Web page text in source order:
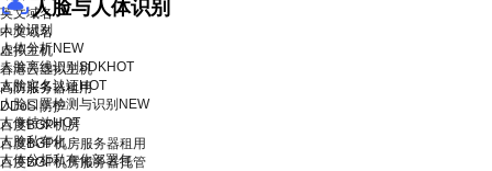
人脸与人体识别
人脸识别
人体分析NEW
人脸离线识别SDKHOT
人脸实名认证HOT
人脸口罩检测与识别 NEW
人像特效HOT
人脸私有化
人体分析私有化部署包
英文域名
中文域名
虚拟主机
香港云虚拟主机
高防服务器租用
DDoS 防护
百度BGP机房
百度BGP机房服务器租用
百度BGP机房服务器托管